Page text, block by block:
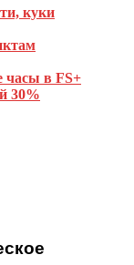
куки
часы в FS+
30%